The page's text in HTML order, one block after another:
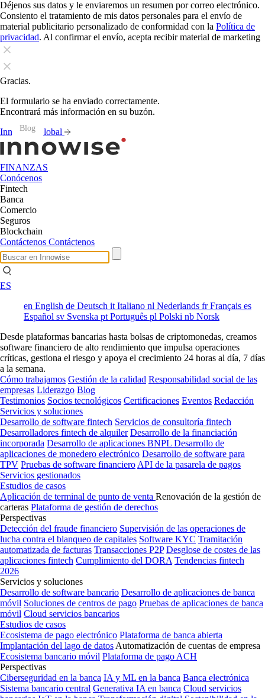
Déjenos sus datos y le enviaremos un resumen por correo electrónico.
Consiento el tratamiento de mis datos personales para el envío de
material publicitario personalizado de conformidad con la Política de
privacidad. Al confirmar el envío, acepta recibir material de marketing
Gracias.
El formulario se ha enviado correctamente.
Encontrará más información en su buzón.
Innowise Global
FINANZAS
Conócenos
Fintech
Banca
Comercio
Seguros
Blockchain
Contáctenos Contáctenos
ES
en English de Deutsch it Italiano nl Nederlands frFrançais es
Español sv Svenska pt Português pl Polski nb Norsk
Desde plataformas bancarias hasta bolsas de criptomonedas, creamos
software financiero de alto rendimiento que impulsa operaciones
críticas, gestiona el riesgo y apoya el crecimiento 24 horas al día, 7 días
a la semana.
Cómo trabajamos Gestión de la calidad Responsabilidad social de las
empresas Liderazgo Blog
Testimonios Socios tecnológicos Certificaciones Eventos Redacción
Servicios y soluciones
Desarrollo de software fintech Servicios de consultoría fintech
Desarrolladores fintech de alquiler Desarrollo de la financiación
incorporada Desarrollo de aplicaciones BNPL Desarrollo de
aplicaciones de monedero electrónico Desarrollo de software para
TPV Pruebas de software financiero API de la pasarela de pagos
Servicios gestionados
Estudios de casos
Aplicación de terminal de punto de venta Renovación de la gestión de
carteras Plataforma de gestión de derechos
Perspectivas
Detección del fraude financiero Supervisión de las operaciones de
lucha contra el blanqueo de capitales Software KYC Tramitación
automatizada de facturas Transacciones P2P Desglose de costes de las
aplicaciones fintech Cumplimiento del DORA Tendencias fintech
2026
Servicios y soluciones
Desarrollo de software bancario Desarrollo de aplicaciones de banca
móvil Soluciones de centros de pago Pruebas de aplicaciones de banca
móvil Cloud servicios bancarios
Estudios de casos
Ecosistema de pago electrónico Plataforma de banca abierta
Implantación del lago de datos Automatización de cuentas de empresa
Ecosistema bancario móvil Plataforma de pago ACH
Perspectivas
Ciberseguridad en la banca IA y ML en la banca Banca electrónica
Sistema bancario central Generativa IA en banca Cloud servicios
Blog
Blog
Blog
Blog
Blog
Blog
Blog
Blog
Blog
Blog
Blog
Blog